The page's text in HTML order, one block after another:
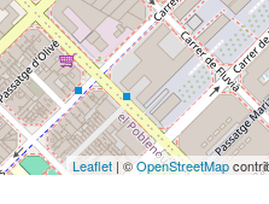
Leaflet | ©OpenStreetMap